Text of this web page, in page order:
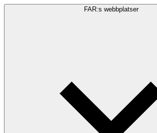
FAR:s webbplatser